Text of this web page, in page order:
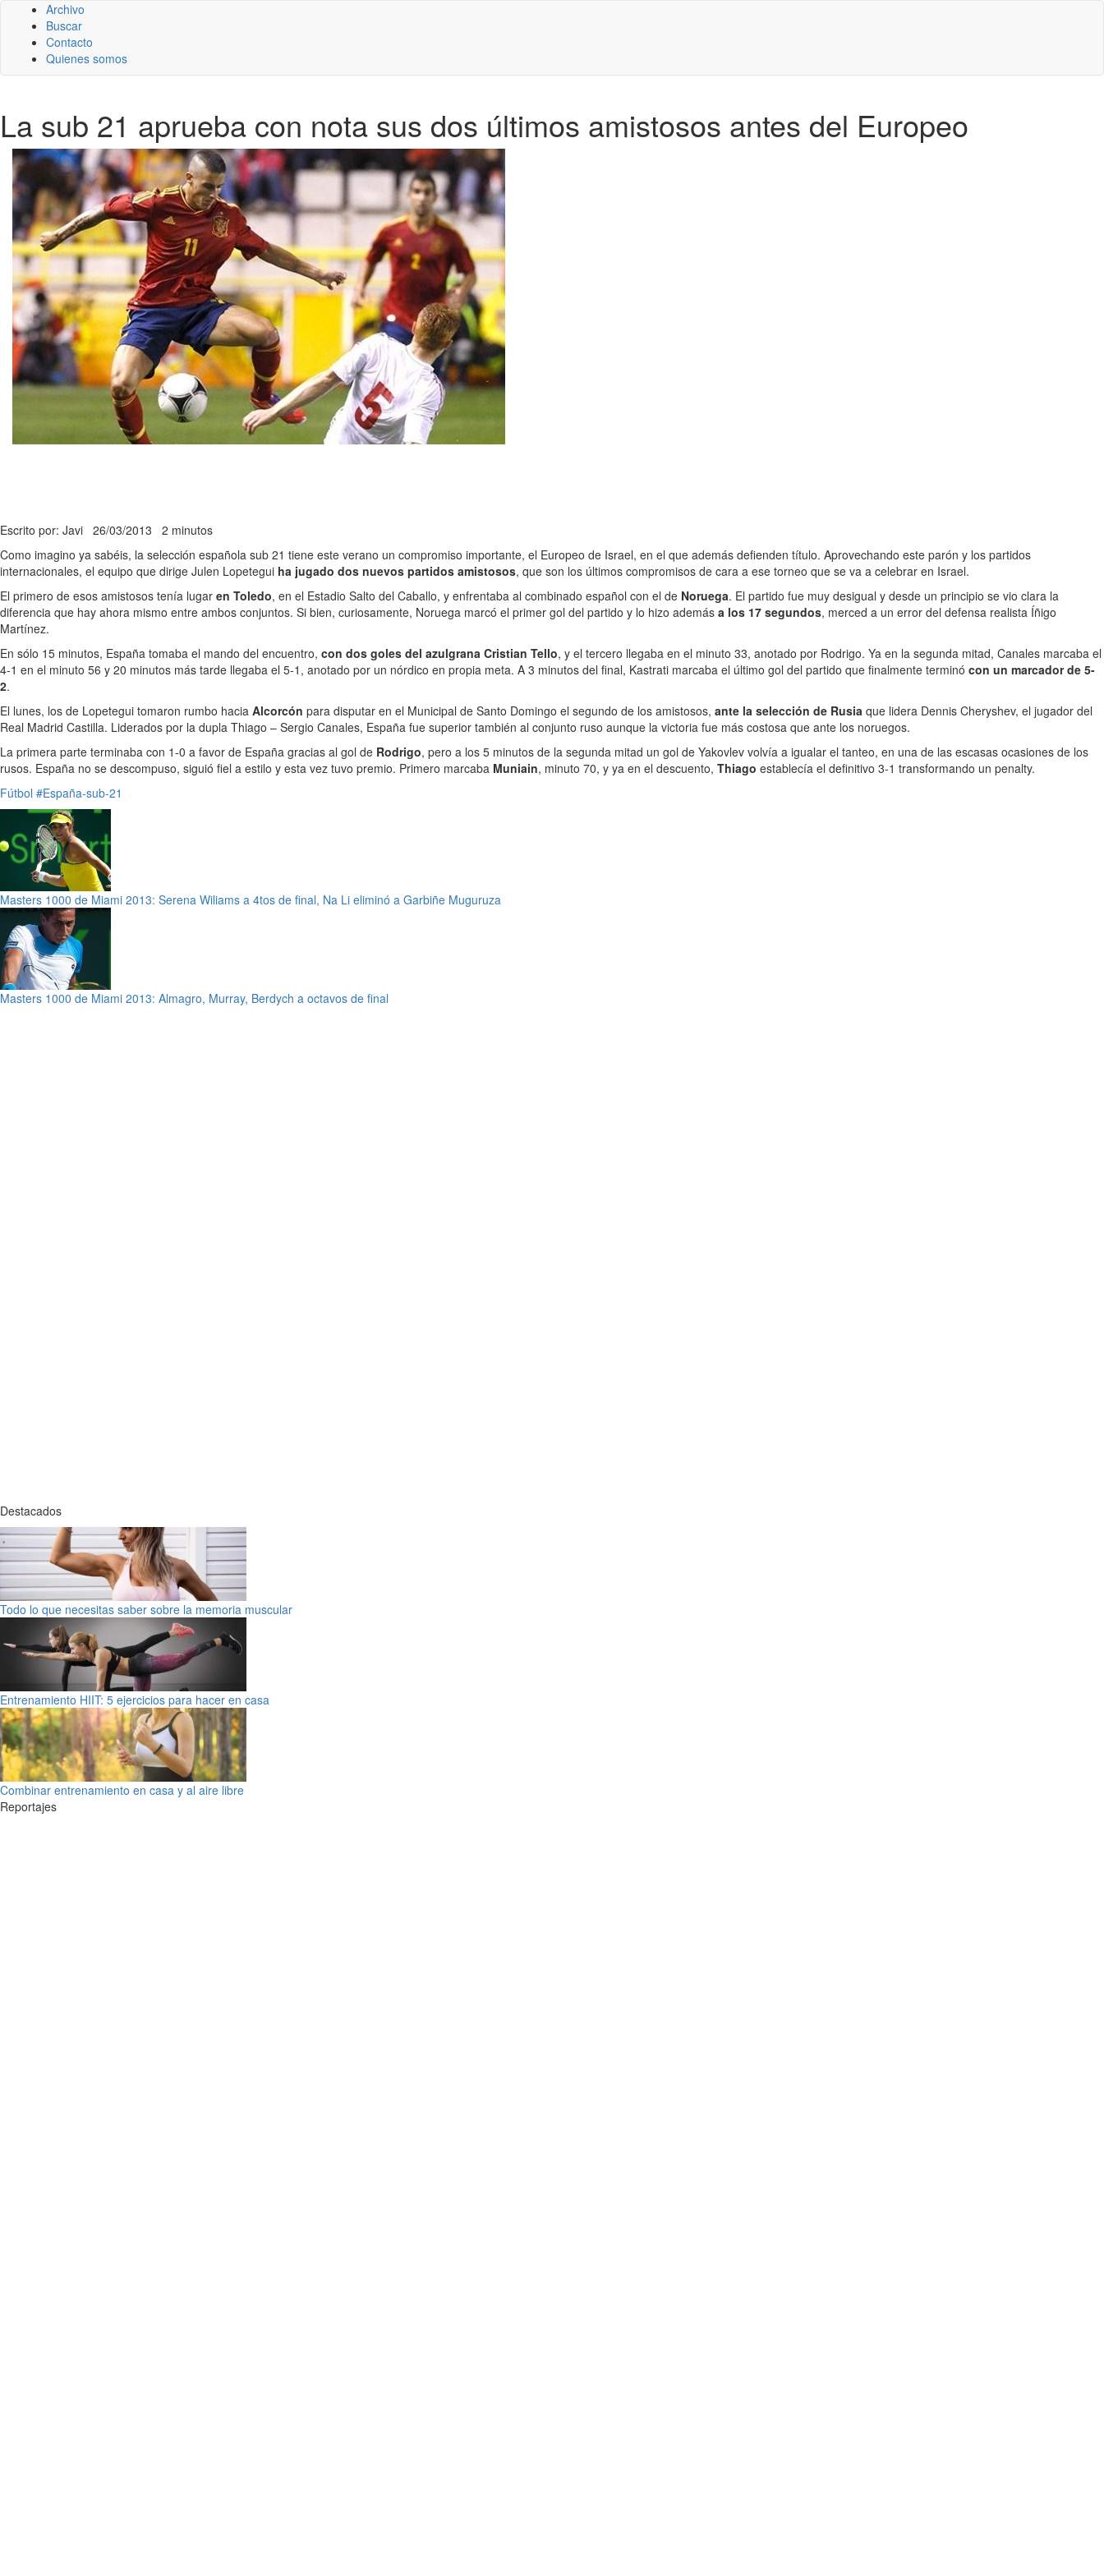
Archivo
Buscar
Contacto
Quienes somos
La sub 21 aprueba con nota sus dos últimos amistosos antes del Europeo
Escrito por: Javi 26/03/2013 2 minutos
Como imagino ya sabéis, la selección española sub 21 tiene este verano un compromiso importante, el Europeo de Israel, en el que además defienden título. Aprovechando este parón y los partidos
internacionales, el equipo que dirige Julen Lopetegui ha jugado dos nuevos partidos amistosos, que son los últimos compromisos de cara a ese torneo que se va a celebrar en Israel.
El primero de esos amistosos tenía lugar en Toledo, en el Estadio Salto del Caballo, y enfrentaba al combinado español con el de Noruega. El partido fue muy desigual y desde un principio se vio clara la
diferencia que hay ahora mismo entre ambos conjuntos. Si bien, curiosamente, Noruega marcó el primer gol del partido y lo hizo además a los 17 segundos, merced a un error del defensa realista Íñigo
Martínez.
En sólo 15 minutos, España tomaba el mando del encuentro, con dos goles del azulgrana Cristian Tello, y el tercero llegaba en el minuto 33, anotado por Rodrigo. Ya en la segunda mitad, Canales marcaba el
4-1 en el minuto 56 y 20 minutos más tarde llegaba el 5-1, anotado por un nórdico en propia meta. A 3 minutos del final, Kastrati marcaba el último gol del partido que finalmente terminó con un marcador de 5-
2.
El lunes, los de Lopetegui tomaron rumbo hacia Alcorcón para disputar en el Municipal de Santo Domingo el segundo de los amistosos, ante la selección de Rusia que lidera Dennis Cheryshev, el jugador del
Real Madrid Castilla. Liderados por la dupla Thiago – Sergio Canales, España fue superior también al conjunto ruso aunque la victoria fue más costosa que ante los noruegos.
La primera parte terminaba con 1-0 a favor de España gracias al gol de Rodrigo, pero a los 5 minutos de la segunda mitad un gol de Yakovlev volvía a igualar el tanteo, en una de las escasas ocasiones de los
rusos. España no se descompuso, siguió fiel a estilo y esta vez tuvo premio. Primero marcaba Muniain, minuto 70, y ya en el descuento, Thiago establecía el definitivo 3-1 transformando un penalty.
Fútbol #España-sub-21
Masters 1000 de Miami 2013: Serena Wiliams a 4tos de final, Na Li eliminó a Garbiñe Muguruza
Masters 1000 de Miami 2013: Almagro, Murray, Berdych a octavos de final
Destacados
Todo lo que necesitas saber sobre la memoria muscular
Entrenamiento HIIT: 5 ejercicios para hacer en casa
Combinar entrenamiento en casa y al aire libre
Reportajes